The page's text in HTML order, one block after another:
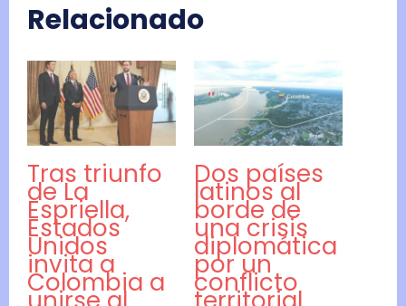
Relacionado
Tras triunfo
de La
Espriella,
Estados
Unidos
invita a
Colombia a
Dos países
latinos al
borde de
una crisis
diplomática
por un
conflicto